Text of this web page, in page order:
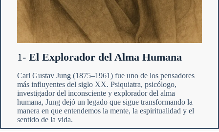
1- El Explorador del Alma Humana
Carl Gustav Jung (1875–1961) fue uno de los pensadores
más influyentes del siglo XX. Psiquiatra, psicólogo,
investigador del inconsciente y explorador del alma
humana, Jung dejó un legado que sigue transformando la
manera en que entendemos la mente, la espiritualidad y el
sentido de la vida.